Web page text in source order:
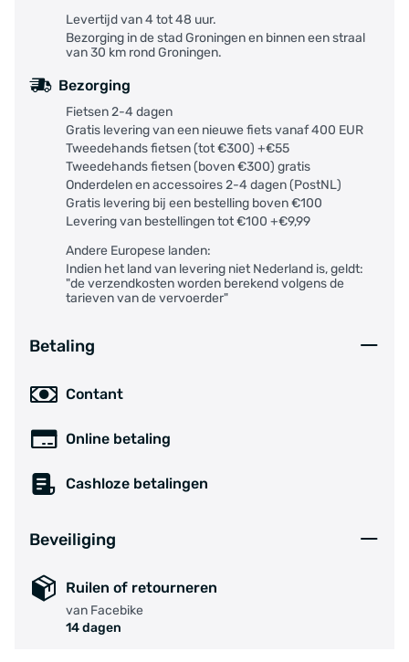
Levertijd van 4 tot 48 uur.
Bezorging in de stad Groningen en binnen een straal
van 30 km rond Groningen.
Bezorging
Fietsen 2-4 dagen
Gratis levering van een nieuwe fiets vanaf 400 EUR
Tweedehands fietsen (tot €300) +€55
Tweedehands fietsen (boven €300) gratis
Onderdelen en accessoires 2-4 dagen (PostNL)
Gratis levering bij een bestelling boven €100
Levering van bestellingen tot €100 +€9,99
Andere Europese landen:
Indien het land van levering niet Nederland is, geldt:
"de verzendkosten worden berekend volgens de
tarieven van de vervoerder"
Betaling
Contant
Online betaling
Cashloze betalingen
Beveiliging
Ruilen of retourneren
van Facebike
14 dagen